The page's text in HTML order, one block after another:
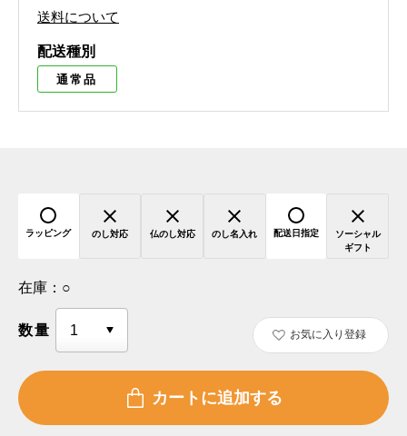
送料について
配送種別
通常品
ラッピング のし対応 仏のし対応 のし名入れ 配送日指定
ソーシャル
ギフト
在庫： ○
数量 お気に入り登録